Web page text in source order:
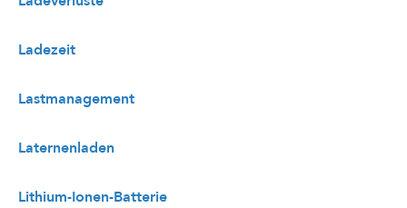
Ladezeit
Lastmanagement
Laternenladen
Lithium-Ionen-Batterie